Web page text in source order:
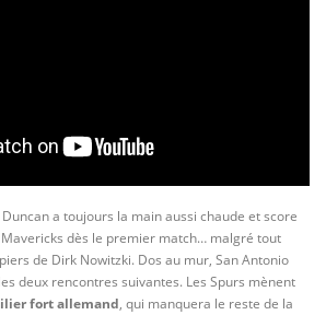
a toujours la main aussi chaude et score
dès le premier match… malgré tout
de Dirk Nowitzki. Dos au mur, San Antonio
deux rencontres suivantes. Les Spurs mènent
fort allemand, qui manquera le reste de la